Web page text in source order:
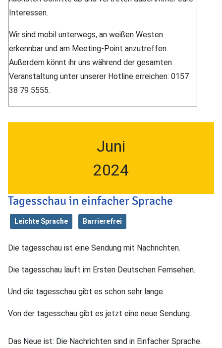
Interessen.
Wir sind mobil unterwegs, an weißen Westen
erkennbar und am Meeting-Point anzutreffen.
Außerdem könnt ihr uns während der gesamten
Veranstaltung unter unserer Hotline erreichen: 0157
38 79 5555.
Juni
2024
Tagesschau in einfacher Sprache
Leichte Sprache Barrierefrei
Die tagesschau ist eine Sendung mit Nachrichten.
Die tagesschau läuft im Ersten Deutschen Fernsehen.
Und die tagesschau gibt es schon sehr lange.
Von der tagesschau gibt es jetzt eine neue Sendung.
Das Neue ist: Die Nachrichten sind in Einfacher Sprache.